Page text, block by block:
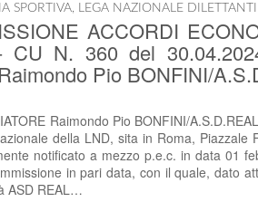
SPORTIVA, LEGA NAZIONALE
ACCORDI
CU N. 360 del
Pio BONFINI/
Raimondo Pio BONFINI/
della LND, sita in Roma,
notificato a mezzo p.e.c. in data 01
in pari data, con il quale, dato
ASD REAL…